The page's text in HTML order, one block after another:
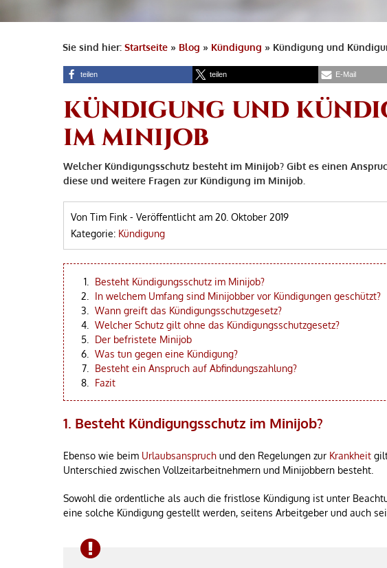
Sie sind hier: Startseite» Blog » Kündigung » Kündigung und
teilen teilen E-Mail
KÜNDIGUNG UND
IM MINIJOB
Welcher Kündigungsschutz besteht im Minijob? Gibt es einen
diese und weitere Fragen zur Kündigung im Minijob.
Von Tim Fink - Veröffentlicht am 20. Oktober 2019
Kategorie: Kündigung
Besteht Kündigungsschutz im Minijob?
In welchem Umfang sind Minijobber vor Kündigungen geschützt?
Wann greift das Kündigungsschutzgesetz?
Welcher Schutz gilt ohne das Kündigungsschutzgesetz?
Der befristete Minijob
Was tun gegen eine Kündigung?
Besteht ein Anspruch auf Abfindungszahlung?
Fazit
1. Besteht Kündigungsschutz im Minijob?
Ebenso wie beim Urlaubsanspruch und den Regelungen zur Krankheit
Unterschied zwischen Vollzeitarbeitnehmern und Minijobbern besteht.
Sowohl die ordentliche als auch die fristlose Kündigung ist unter
eine solche Kündigung gestellt werden, seitens Arbeitgeber und auch